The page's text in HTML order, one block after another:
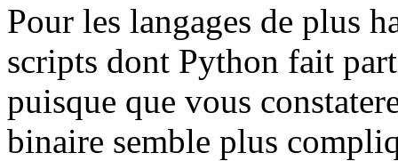
Pour les langages de plus
scripts dont Python fait
puisque que vous
binaire semble plus